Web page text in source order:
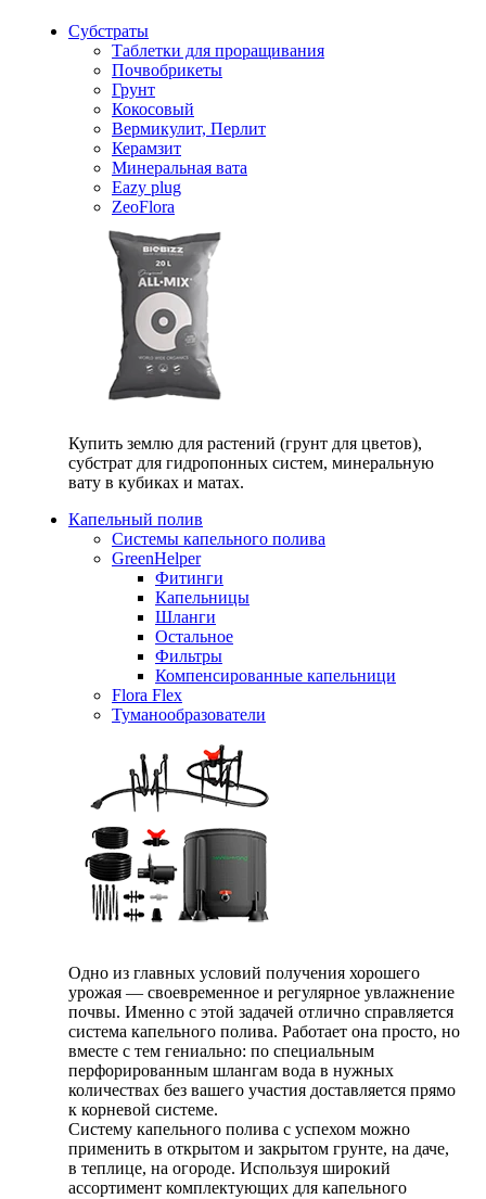
Субстраты
Таблетки для проращивания
Почвобрикеты
Грунт
Кокосовый
Вермикулит, Перлит
Керамзит
Минеральная вата
Eazy plug
ZeoFlora
Купить землю для растений (грунт для цветов),
субстрат для гидропонных систем, минеральную
вату в кубиках и матах.
Капельный полив
Системы капельного полива
GreenHelper
Фитинги
Капельницы
Шланги
Остальное
Фильтры
Компенсированные капельници
Flora Flex
Туманообразователи
Одно из главных условий получения хорошего
урожая — своевременное и регулярное увлажнение
почвы. Именно с этой задачей отлично справляется
система капельного полива. Работает она просто, но
вместе с тем гениально: по специальным
перфорированным шлангам вода в нужных
количествах без вашего участия доставляется прямо
к корневой системе.
Систему капельного полива с успехом можно
применить в открытом и закрытом грунте, на даче,
в теплице, на огороде. Используя широкий
ассортимент комплектующих для капельного